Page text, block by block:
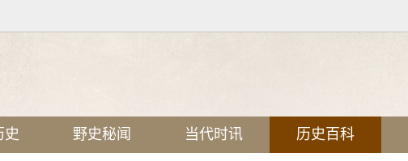
史 野史秘闻 当代时讯 历史百科